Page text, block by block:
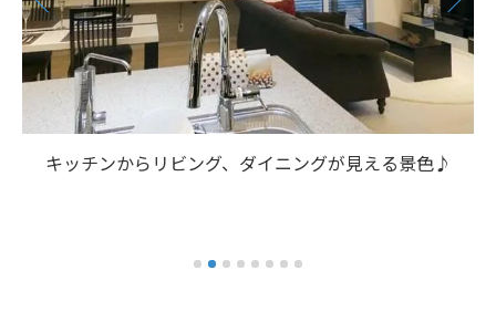
キッチンからリビング、ダイニングが見える景色♪